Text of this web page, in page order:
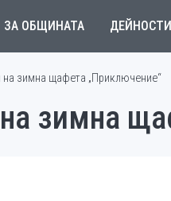
ЗА ОБЩИНАТА
зимна щафета „Приключение“
зимна